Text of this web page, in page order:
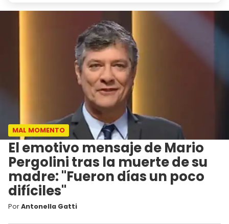
MAL MOMENTO
El emotivo mensaje de Mario
Pergolini tras la muerte de su
madre: "Fueron días un poco
difíciles"
PorAntonella Gatti